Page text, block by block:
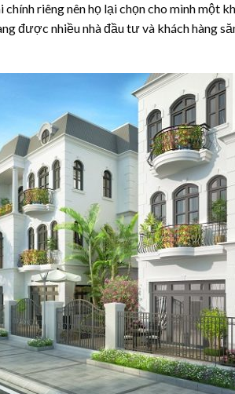
riêng nên họ lại chọn cho mình một
được nhiều nhà đầu tư và khách hàng